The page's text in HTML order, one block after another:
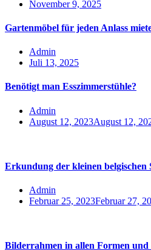
November 9, 2025
Gartenmöbel für jeden Anlass
Admin
Juli 13, 2025
Benötigt man Esszimmerstühle?
Admin
August 12, 2023August 12,
Erkundung der kleinen belgischen
Admin
Februar 25, 2023Februar 27,
Bilderrahmen in allen Formen und